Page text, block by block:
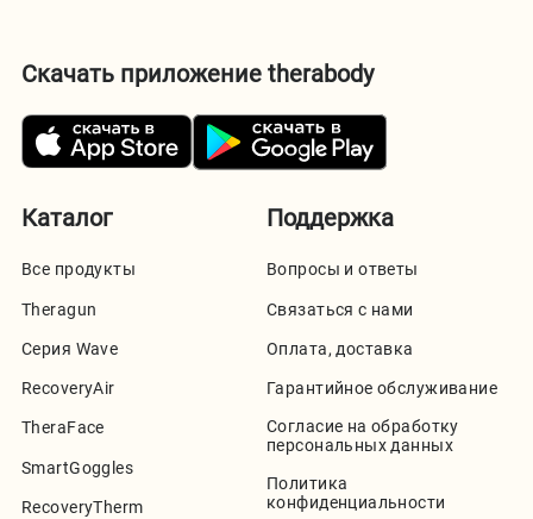
Каталог
Все продукты
Theragun
Серия Wave
RecoveryAir
TheraFace
SmartGoggles
RecoveryTherm
Поддержка
Вопросы и ответы
Связаться с нами
Оплата, доставка
Гарантийное обслуживание
Согласие на обработку
персональных данных
Политика
конфиденциальности
Скачать приложение therabody